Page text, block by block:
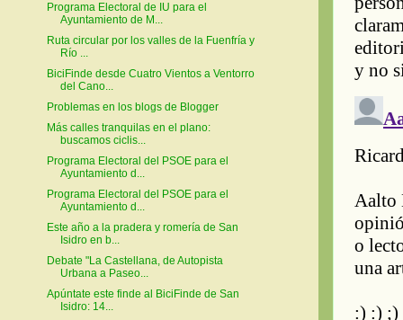
Programa Electoral de IU para el
Ayuntamiento de M...
Ruta circular por los valles de la Fuenfría y
Río ...
BiciFinde desde Cuatro Vientos a Ventorro
del Cano...
Problemas en los blogs de Blogger
Más calles tranquilas en el plano:
buscamos ciclis...
Programa Electoral del PSOE para el
Ayuntamiento d...
Programa Electoral del PSOE para el
Ayuntamiento d...
Este año a la pradera y romería de San
Isidro en b...
Debate "La Castellana, de Autopista
Urbana a Paseo...
Apúntate este finde al BiciFinde de San
Isidro: 14...